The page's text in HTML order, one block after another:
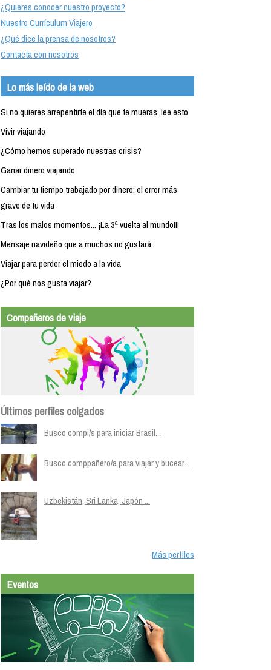
¿Quieres conocer nuestro proyecto?
Nuestro Currículum Viajero
¿Qué dice la prensa de nosotros?
Contacta con nosotros
Lo más leído de la web
Si no quieres arrepentirte el día que te mueras, lee esto
Vivir viajando
¿Cómo hemos superado nuestras crisis?
Ganar dinero viajando
Cambiar tu tiempo trabajado por dinero: el error más
grave de tu vida
Tras los malos momentos... ¡La 3ª vuelta al mundo!!!
Mensaje navideño que a muchos no gustará
Viajar para perder el miedo a la vida
¿Por qué nos gusta viajar?
Compañeros de viaje
Últimos perfiles colgados
Busco compi/s para iniciar Brasil...
Busco comppañero/a para viajar y bucear...
Uzbekistán, Sri Lanka, Japón ...
Más perfiles
Eventos